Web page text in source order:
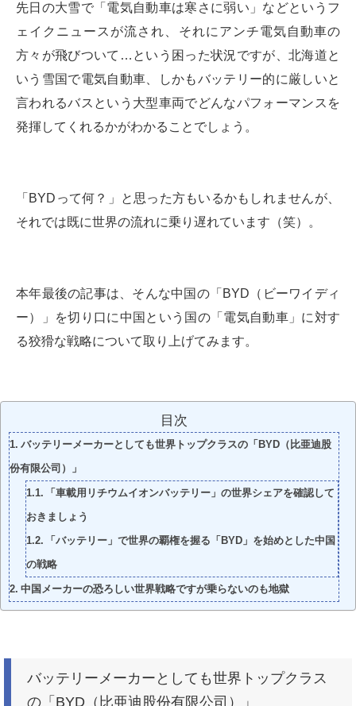
先日の大雪で「電気自動車は寒さに弱い」などというフ
ェイクニュースが流され、それにアンチ電気自動車の
方々が飛びついて…という困った状況ですが、北海道と
いう雪国で電気自動車、しかもバッテリー的に厳しいと
言われるバスという大型車両でどんなパフォーマンスを
発揮してくれるかがわかることでしょう。
「BYDって何？」と思った方もいるかもしれませんが、
それでは既に世界の流れに乗り遅れています（笑）。
本年最後の記事は、そんな中国の「BYD（ビーワイディ
ー）」を切り口に中国という国の「電気自動車」に対す
る狡猾な戦略について取り上げてみます。
目次
バッテリーメーカーとしても世界トップクラスの「BYD（比亜迪股
份有限公司）」
「車載用リチウムイオンバッテリー」の世界シェアを確認して
おきましょう
「バッテリー」で世界の覇権を握る「BYD」を始めとした中国
の戦略
中国メーカーの恐ろしい世界戦略ですが乗らないのも地獄
バッテリーメーカーとしても世界トップクラス
の「BYD（比亜迪股份有限公司）」